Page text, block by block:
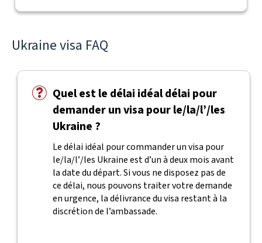
Ukraine visa FAQ
Quel est le délai idéal délai pour
demander un visa pour le/la/l’/les
Ukraine ?
Le délai idéal pour commander un visa pour
le/la/l’/les Ukraine est d’un à deux mois avant
la date du départ. Si vous ne disposez pas de
ce délai, nous pouvons traiter votre demande
en urgence, la délivrance du visa restant à la
discrétion de l’ambassade.